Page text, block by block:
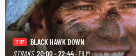
TIP
BLACK HAWK DOWN
STRAKS 20:00 - 22:44· FILM